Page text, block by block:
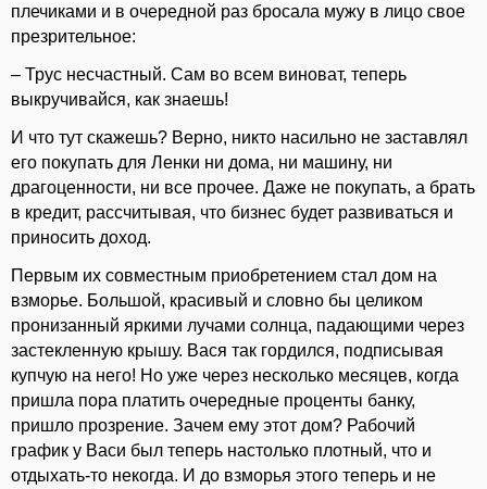
плечиками и в очередной раз бросала мужу в лицо свое
презрительное:
– Трус несчастный. Сам во всем виноват, теперь
выкручивайся, как знаешь!
И что тут скажешь? Верно, никто насильно не заставлял
его покупать для Ленки ни дома, ни машину, ни
драгоценности, ни все прочее. Даже не покупать, а брать
в кредит, рассчитывая, что бизнес будет развиваться и
приносить доход.
Первым их совместным приобретением стал дом на
взморье. Большой, красивый и словно бы целиком
пронизанный яркими лучами солнца, падающими через
застекленную крышу. Вася так гордился, подписывая
купчую на него! Но уже через несколько месяцев, когда
пришла пора платить очередные проценты банку,
пришло прозрение. Зачем ему этот дом? Рабочий
график у Васи был теперь настолько плотный, что и
отдыхать-то некогда. И до взморья этого теперь и не